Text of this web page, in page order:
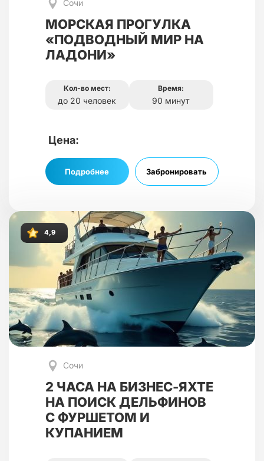
Сочи
МОРСКАЯ ПРОГУЛКА
«ПОДВОДНЫЙ МИР НА
ЛАДОНИ»
Кол-во мест:
до 20 человек
Время:
90 минут
Цена:
Подробнее Забронировать
4,9
Сочи
2 ЧАСА НА БИЗНЕС-ЯХТЕ
НА ПОИСК ДЕЛЬФИНОВ
С ФУРШЕТОМ И
КУПАНИЕМ